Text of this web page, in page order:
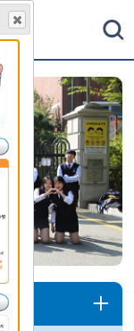
검색
통
합
검
색
닫
기
보